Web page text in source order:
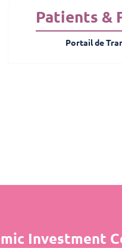
Patients &
Portail de
Investment